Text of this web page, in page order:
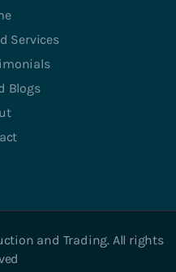
Services
Blogs
and Trading. All rights